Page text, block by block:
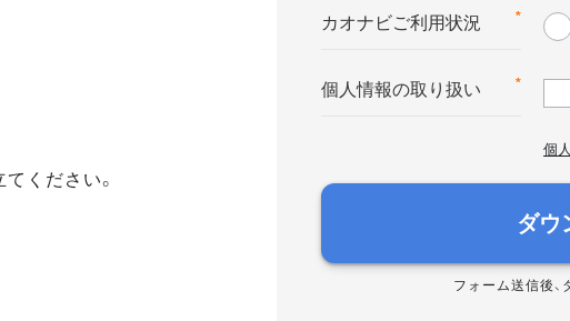
ください。
*
カオナビご利用状況
*
個人情報の取り扱い
個
ダウ
フォーム送信後